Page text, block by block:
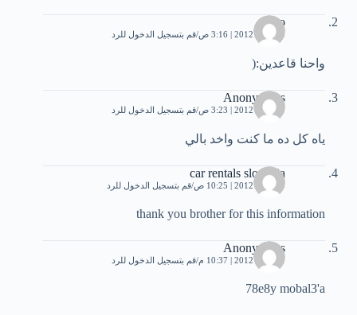
timo
30 مايو، 2012 | 3:16 ص قم بتسجيل الدخول للرد
واحنا قاعدين:(
Anonymous
30 مايو، 2012 | 3:23 ص قم بتسجيل الدخول للرد
ياه كل ده ما كنت واخد بالي
car rentals slovenia
30 مايو، 2012 | 10:25 ص قم بتسجيل الدخول للرد
thank you brother for this information
Anonymous
31 مايو، 2012 | 10:37 م قم بتسجيل الدخول للرد
78e8y mobal3'a